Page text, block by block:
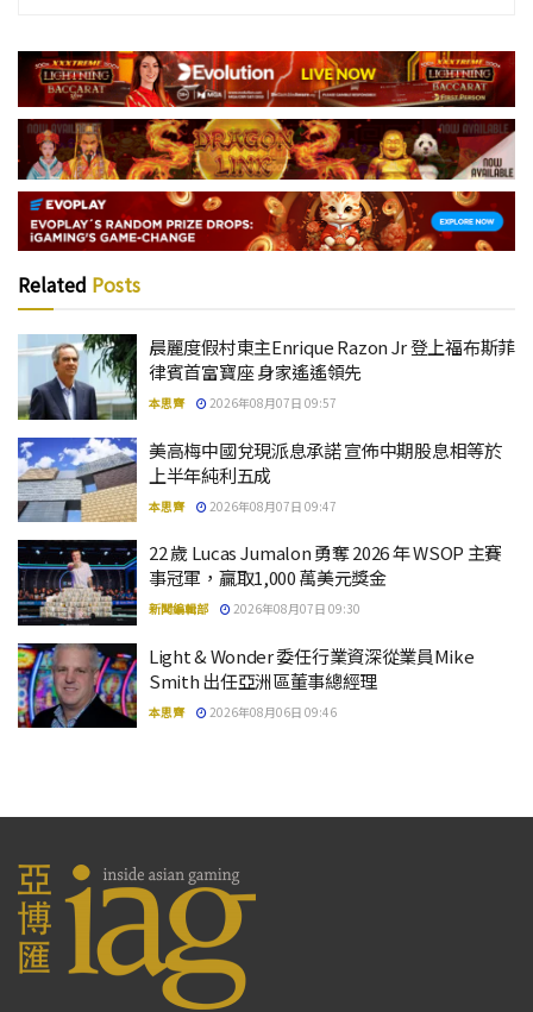
Related Posts
晨麗度假村東主Enrique Razon Jr 登上福布斯菲
律賓首富寶座 身家遙遙領先
本思齊 2026年08月07日 09:57
美高梅中國兌現派息承諾 宣佈中期股息相等於
上半年純利五成
本思齊 2026年08月07日 09:47
22 歲 Lucas Jumalon 勇奪 2026 年 WSOP 主賽
事冠軍，贏取1,000 萬美元獎金
新聞編輯部 2026年08月07日 09:30
Light & Wonder 委任行業資深從業員Mike
Smith 出任亞洲區董事總經理
本思齊 2026年08月06日 09:46